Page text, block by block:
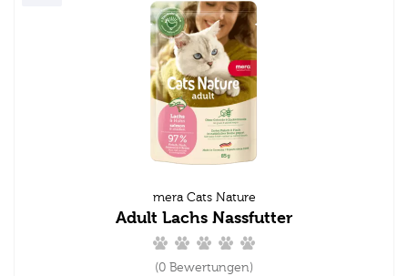
mera Cats Nature
Adult Lachs Nassfutter
(0 Bewertungen)